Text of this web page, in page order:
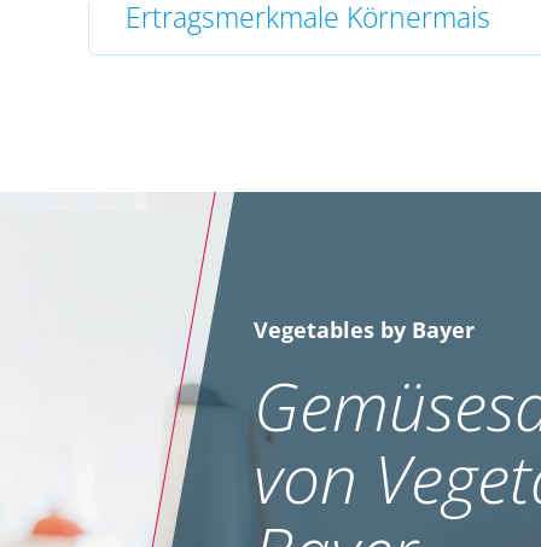
Ertragsmerkmale Körnermais
Vegetables by Bayer
von